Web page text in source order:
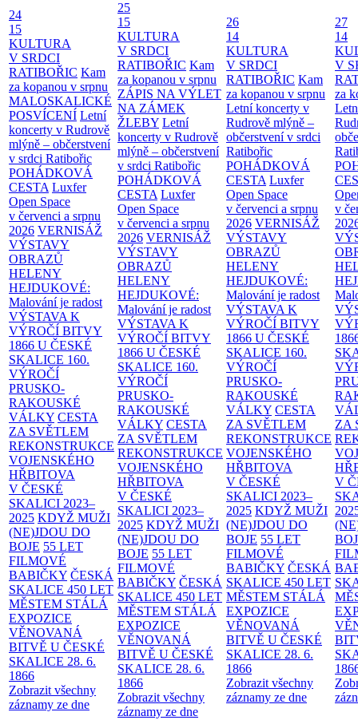
24
15
KULTURA
V SRDCI
RATIBOŘIC Kam
za kopanou v srpnu
MALOSKALICKÉ
POSVÍCENÍ Letní
koncerty v Rudrově
mlýně – občerstvení
v srdci Ratibořic
POHÁDKOVÁ
CESTA Luxfer
Open Space
v červenci a srpnu
2026 VERNISÁŽ
VÝSTAVY
OBRAZŮ
HELENY
HEJDUKOVÉ:
Malování je radost
VÝSTAVA K
VÝROČÍ BITVY
1866 U ČESKÉ
SKALICE 160.
VÝROČÍ
PRUSKO-
RAKOUSKÉ
VÁLKY CESTA
ZA SVĚTLEM
REKONSTRUKCE
VOJENSKÉHO
HŘBITOVA
V ČESKÉ
SKALICI 2023–
2025 KDYŽ MUŽI
(NE)JDOU DO
BOJE 55 LET
FILMOVÉ
BABIČKY ČESKÁ
SKALICE 450 LET
MĚSTEM STÁLÁ
EXPOZICE
VĚNOVANÁ
BITVĚ U ČESKÉ
SKALICE 28. 6.
1866
Zobrazit všechny
záznamy ze dne
25
15
KULTURA
V SRDCI
RATIBOŘIC Kam
za kopanou v srpnu
ZÁPIS NA VÝLET
NA ZÁMEK
ŽLEBY Letní
koncerty v Rudrově
mlýně – občerstvení
v srdci Ratibořic
POHÁDKOVÁ
CESTA Luxfer
Open Space
v červenci a srpnu
2026 VERNISÁŽ
VÝSTAVY
OBRAZŮ
HELENY
HEJDUKOVÉ:
Malování je radost
VÝSTAVA K
VÝROČÍ BITVY
1866 U ČESKÉ
SKALICE 160.
VÝROČÍ
PRUSKO-
RAKOUSKÉ
VÁLKY CESTA
ZA SVĚTLEM
REKONSTRUKCE
VOJENSKÉHO
HŘBITOVA
V ČESKÉ
SKALICI 2023–
2025 KDYŽ MUŽI
(NE)JDOU DO
BOJE 55 LET
FILMOVÉ
BABIČKY ČESKÁ
SKALICE 450 LET
MĚSTEM STÁLÁ
EXPOZICE
VĚNOVANÁ
BITVĚ U ČESKÉ
SKALICE 28. 6.
1866
Zobrazit všechny
záznamy ze dne
26
14
KULTURA
V SRDCI
RATIBOŘIC Kam
za kopanou v srpnu
Letní koncerty v
Rudrově mlýně –
občerstvení v srdci
Ratibořic
POHÁDKOVÁ
CESTA Luxfer
Open Space
v červenci a srpnu
2026 VERNISÁŽ
VÝSTAVY
OBRAZŮ
HELENY
HEJDUKOVÉ:
Malování je radost
VÝSTAVA K
VÝROČÍ BITVY
1866 U ČESKÉ
SKALICE 160.
VÝROČÍ
PRUSKO-
RAKOUSKÉ
VÁLKY CESTA
ZA SVĚTLEM
REKONSTRUKCE
VOJENSKÉHO
HŘBITOVA
V ČESKÉ
SKALICI 2023–
2025 KDYŽ MUŽI
(NE)JDOU DO
BOJE 55 LET
FILMOVÉ
BABIČKY ČESKÁ
SKALICE 450 LET
MĚSTEM STÁLÁ
EXPOZICE
VĚNOVANÁ
BITVĚ U ČESKÉ
SKALICE 28. 6.
1866
Zobrazit všechny
záznamy ze dne
27
14
V
za
v
ZA
V